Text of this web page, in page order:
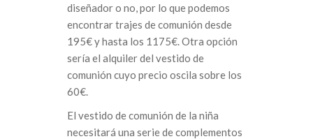
diseñador o no, por lo que podemos
encontrar trajes de comunión desde
195€ y hasta los 1175€. Otra opción
sería el alquiler del vestido de
comunión cuyo precio oscila sobre los
60€.
El vestido de comunión de la niña
necesitará una serie de complementos